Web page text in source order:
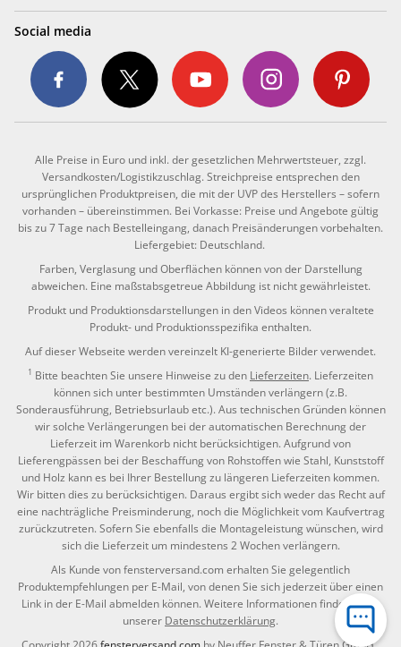
Social media
Alle Preise in Euro und inkl. der gesetzlichen Mehrwertsteuer, zzgl.
Versandkosten/Logistikzuschlag. Streichpreise entsprechen den
ursprünglichen Produktpreisen, die mit der UVP des Herstellers – sofern
vorhanden – übereinstimmen. Bei Vorkasse: Preise und Angebote gültig
bis zu 7 Tage nach Bestelleingang, danach Preisänderungen vorbehalten.
Liefergebiet: Deutschland.
Farben, Verglasung und Oberflächen können von der Darstellung
abweichen. Eine maßstabsgetreue Abbildung ist nicht gewährleistet.
Produkt und Produktionsdarstellungen in den Videos können veraltete
Produkt- und Produktionsspezifika enthalten.
Auf dieser Webseite werden vereinzelt KI-generierte Bilder verwendet.
1 Bitte beachten Sie unsere Hinweise zu den Lieferzeiten. Lieferzeiten
können sich unter bestimmten Umständen verlängern (z.B.
Sonderausführung, Betriebsurlaub etc.). Aus technischen Gründen können
wir solche Verlängerungen bei der automatischen Berechnung der
Lieferzeit im Warenkorb nicht berücksichtigen. Aufgrund von
Lieferengpässen bei der Beschaffung von Rohstoffen wie Stahl, Kunststoff
und Holz kann es bei Ihrer Bestellung zu längeren Lieferzeiten kommen.
Wir bitten dies zu berücksichtigen. Daraus ergibt sich weder das Recht auf
eine nachträgliche Preisminderung, noch die Möglichkeit vom Kaufvertrag
zurückzutreten. Sofern Sie ebenfalls die Montageleistung wünschen, wird
sich die Lieferzeit um mindestens 2 Wochen verlängern.
Als Kunde von fensterversand.com erhalten Sie gelegentlich
Produktempfehlungen per E-Mail, von denen Sie sich jederzeit über einen
Link in der E-Mail abmelden können. Weitere Informationen finden Sie in
unserer Datenschutzerklärung.